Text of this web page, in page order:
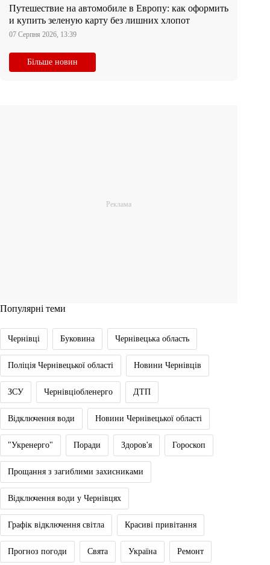
Путешествие на автомобиле в Европу: как оформить
и купить зеленую карту без лишних хлопот
07 Серпня 2026, 13:39
Більше новин
Популярні теми
Чернівці Буковина Чернівецька область
Поліція Чернівецької області Новини Чернівців
ЗСУ Чернівціобленерго ДТП
Відключення води Новини Чернівецької області
"Укренерго" Поради Здоров'я Гороскоп
Прощання з загиблими захисниками
Відключення води у Чернівцях
Графік відключення світла Красиві привітання
Прогноз погоди Свята Україна Ремонт